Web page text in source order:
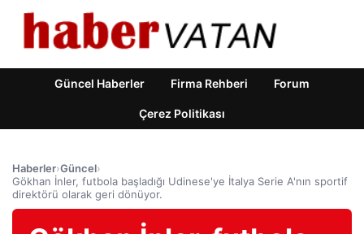
Güncel Haberler Firma Rehberi Forum
Çerez Politikası
Haberler›Güncel›
Gökhan İnler, futbola başladığı Udinese'ye İtalya Serie A'nın sportif
direktörü olarak geri dönüyor.